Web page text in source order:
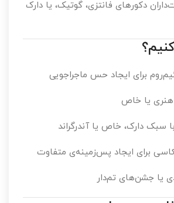
دکورهای فانتزی، گوتیک، یا دارک
برای ایجاد حس ماجراجویی
هنری یا خاص
سبک دارک، خاص یا آندرگراند
برای ایجاد پس‌زمینه‌ی متفاوت
یا جشن‌های تم‌دار